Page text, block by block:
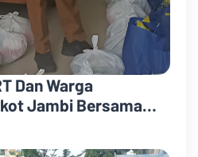
Dan Warga
Jambi Bersama
Salurkan Paket